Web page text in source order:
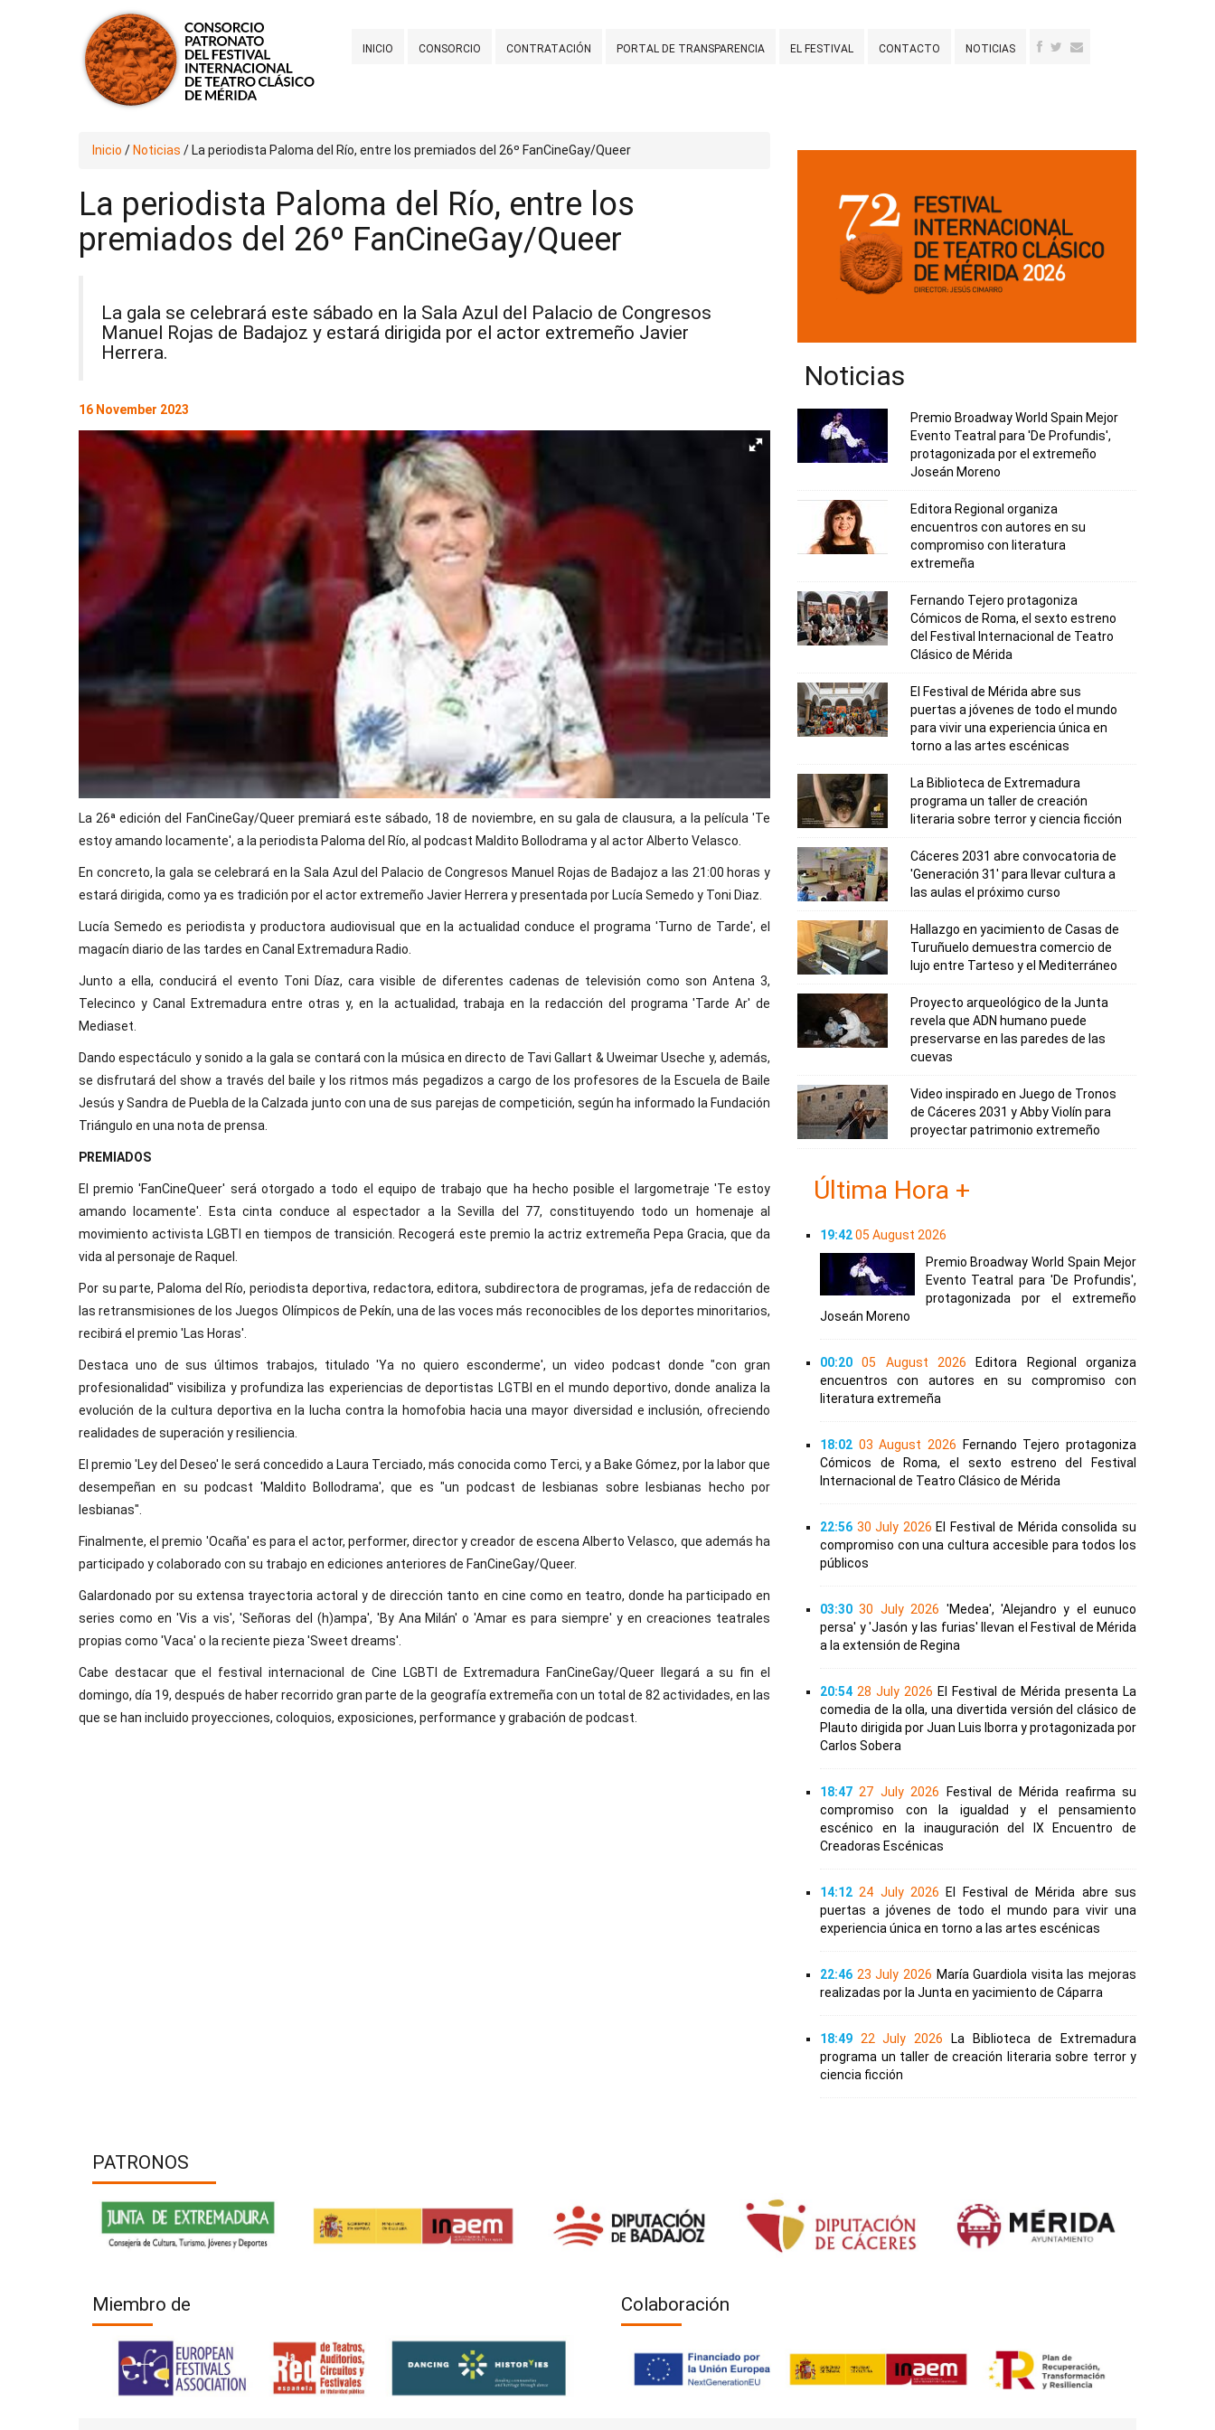
INICIO CONSORCIO CONTRATACIÓN PORTAL DE TRANSPARENCIA EL FESTIVAL CONTACTO NOTICIAS
Inicio / Noticias / La periodista Paloma del Río, entre los premiados del 26º FanCineGay/Queer
La periodista Paloma del Río, entre los
premiados del 26º FanCineGay/Queer
La gala se celebrará este sábado en la Sala Azul del Palacio de Congresos
Manuel Rojas de Badajoz y estará dirigida por el actor extremeño Javier
Herrera.
16 November 2023
La 26ª edición del FanCineGay/Queer premiará este sábado, 18 de noviembre, en su gala de clausura, a la película 'Te
estoy amando locamente', a la periodista Paloma del Río, al podcast Maldito Bollodrama y al actor Alberto Velasco.
En concreto, la gala se celebrará en la Sala Azul del Palacio de Congresos Manuel Rojas de Badajoz a las 21:00 horas y
estará dirigida, como ya es tradición por el actor extremeño Javier Herrera y presentada por Lucía Semedo y Toni Diaz.
Lucía Semedo es periodista y productora audiovisual que en la actualidad conduce el programa 'Turno de Tarde', el
magacín diario de las tardes en Canal Extremadura Radio.
Junto a ella, conducirá el evento Toni Díaz, cara visible de diferentes cadenas de televisión como son Antena 3,
Telecinco y Canal Extremadura entre otras y, en la actualidad, trabaja en la redacción del programa 'Tarde Ar' de
Mediaset.
Dando espectáculo y sonido a la gala se contará con la música en directo de Tavi Gallart & Uweimar Useche y, además,
se disfrutará del show a través del baile y los ritmos más pegadizos a cargo de los profesores de la Escuela de Baile
Jesús y Sandra de Puebla de la Calzada junto con una de sus parejas de competición, según ha informado la Fundación
Triángulo en una nota de prensa.
PREMIADOS
El premio 'FanCineQueer' será otorgado a todo el equipo de trabajo que ha hecho posible el largometraje 'Te estoy
amando locamente'. Esta cinta conduce al espectador a la Sevilla del 77, constituyendo todo un homenaje al
movimiento activista LGBTI en tiempos de transición. Recogerá este premio la actriz extremeña Pepa Gracia, que da
vida al personaje de Raquel.
Por su parte, Paloma del Río, periodista deportiva, redactora, editora, subdirectora de programas, jefa de redacción de
las retransmisiones de los Juegos Olímpicos de Pekín, una de las voces más reconocibles de los deportes minoritarios,
recibirá el premio 'Las Horas'.
Destaca uno de sus últimos trabajos, titulado 'Ya no quiero esconderme', un video podcast donde "con gran
profesionalidad" visibiliza y profundiza las experiencias de deportistas LGTBI en el mundo deportivo, donde analiza la
evolución de la cultura deportiva en la lucha contra la homofobia hacia una mayor diversidad e inclusión, ofreciendo
realidades de superación y resiliencia.
El premio 'Ley del Deseo' le será concedido a Laura Terciado, más conocida como Terci, y a Bake Gómez, por la labor que
desempeñan en su podcast 'Maldito Bollodrama', que es "un podcast de lesbianas sobre lesbianas hecho por
lesbianas".
Finalmente, el premio 'Ocaña' es para el actor, performer, director y creador de escena Alberto Velasco, que además ha
participado y colaborado con su trabajo en ediciones anteriores de FanCineGay/Queer.
Galardonado por su extensa trayectoria actoral y de dirección tanto en cine como en teatro, donde ha participado en
series como en 'Vis a vis', 'Señoras del (h)ampa', 'By Ana Milán' o 'Amar es para siempre' y en creaciones teatrales
propias como 'Vaca' o la reciente pieza 'Sweet dreams'.
Cabe destacar que el festival internacional de Cine LGBTI de Extremadura FanCineGay/Queer llegará a su fin el
domingo, día 19, después de haber recorrido gran parte de la geografía extremeña con un total de 82 actividades, en las
que se han incluido proyecciones, coloquios, exposiciones, performance y grabación de podcast.
Noticias
Premio Broadway World Spain Mejor
Evento Teatral para 'De Profundis',
protagonizada por el extremeño
Joseán Moreno
Editora Regional organiza
encuentros con autores en su
compromiso con literatura
extremeña
Fernando Tejero protagoniza
Cómicos de Roma, el sexto estreno
del Festival Internacional de Teatro
Clásico de Mérida
El Festival de Mérida abre sus
puertas a jóvenes de todo el mundo
para vivir una experiencia única en
torno a las artes escénicas
La Biblioteca de Extremadura
programa un taller de creación
literaria sobre terror y ciencia ficción
Cáceres 2031 abre convocatoria de
'Generación 31' para llevar cultura a
las aulas el próximo curso
Hallazgo en yacimiento de Casas de
Turuñuelo demuestra comercio de
lujo entre Tarteso y el Mediterráneo
Proyecto arqueológico de la Junta
revela que ADN humano puede
preservarse en las paredes de las
cuevas
Video inspirado en Juego de Tronos
de Cáceres 2031 y Abby Violín para
proyectar patrimonio extremeño
Última Hora +
19:4205 August 2026
Premio Broadway World Spain Mejor
Evento Teatral para 'De Profundis',
protagonizada por el extremeño
Joseán Moreno
00:20 05 August 2026
Editora Regional organiza
encuentros con autores en su compromiso con
literatura extremeña
18:02 03 August 2026
Fernando Tejero protagoniza
Cómicos de Roma, el sexto estreno del Festival
Internacional de Teatro Clásico de Mérida
22:56 30 July 2026 El Festival de Mérida consolida su
compromiso con una cultura accesible para todos los
públicos
03:30 30 July 2026 'Medea', 'Alejandro y el eunuco
persa' y 'Jasón y las furias' llevan el Festival de Mérida
a la extensión de Regina
20:54 28 July 2026 El Festival de Mérida presenta La
comedia de la olla, una divertida versión del clásico de
Plauto dirigida por Juan Luis Iborra y protagonizada por
Carlos Sobera
18:47 27 July 2026
Festival de Mérida reafirma su
compromiso con la igualdad y el pensamiento
escénico en la inauguración del IX Encuentro de
Creadoras Escénicas
14:12 24 July 2026
El Festival de Mérida abre sus
puertas a jóvenes de todo el mundo para vivir una
experiencia única en torno a las artes escénicas
22:46 23 July 2026 María Guardiola visita las mejoras
realizadas por la Junta en yacimiento de Cáparra
18:49 22 July 2026
La Biblioteca de Extremadura
programa un taller de creación literaria sobre terror y
ciencia ficción
PATRONOS
Miembro de Colaboración